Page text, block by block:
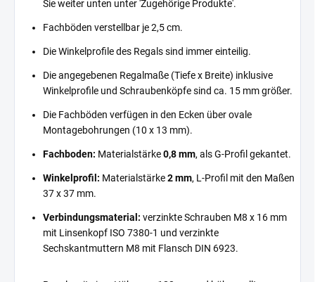
Sie weiter unten unter 'Zugehörige Produkte'.
Fachböden verstellbar je 2,5 cm.
Die Winkelprofile des Regals sind immer einteilig.
Die angegebenen Regalmaße (Tiefe x Breite) inklusive
Winkelprofile und Schraubenköpfe sind ca. 15 mm größer.
Die Fachböden verfügen in den Ecken über ovale
Montagebohrungen (10 x 13 mm).
Fachboden: Materialstärke0,8 mm, als G-Profil gekantet.
Winkelprofil: Materialstärke2 mm, L-Profil mit den Maßen
37 x 37 mm.
Verbindungsmaterial: verzinkte Schrauben M8 x 16 mm
mit Linsenkopf ISO 7380-1 und verzinkte
Sechskantmuttern M8 mit Flansch DIN 6923.